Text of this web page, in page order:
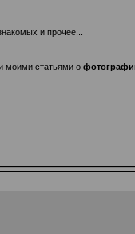
и прочее...
моими статьями о